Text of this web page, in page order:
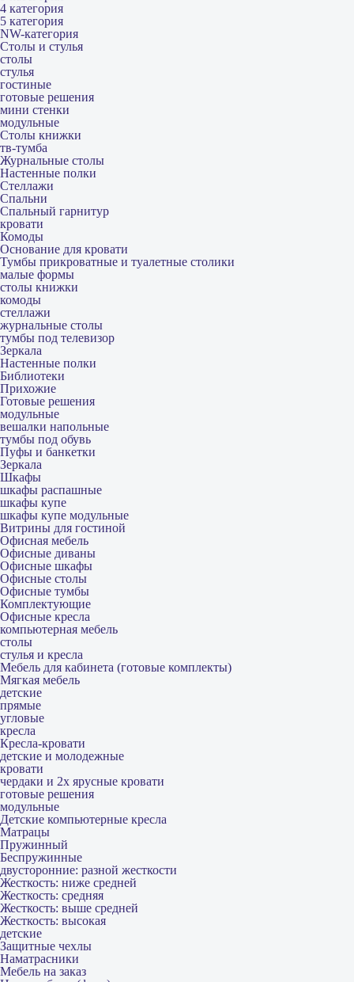
4 категория
5 категория
NW-категория
Столы и стулья
столы
стулья
гостиные
готовые решения
мини стенки
модульные
Столы книжки
тв-тумба
Журнальные столы
Настенные полки
Стеллажи
Спальни
Спальный гарнитур
кровати
Комоды
Основание для кровати
Тумбы прикроватные и туалетные столики
малые формы
столы книжки
комоды
стеллажи
журнальные столы
тумбы под телевизор
Зеркала
Настенные полки
Библиотеки
Прихожие
Готовые решения
модульные
вешалки напольные
тумбы под обувь
Пуфы и банкетки
Зеркала
Шкафы
шкафы распашные
шкафы купе
шкафы купе модульные
Витрины для гостиной
Офисная мебель
Офисные диваны
Офисные шкафы
Офисные столы
Офисные тумбы
Комплектующие
Офисные кресла
компьютерная мебель
столы
стулья и кресла
Мебель для кабинета (готовые комплекты)
Мягкая мебель
детские
прямые
угловые
кресла
Кресла-кровати
детские и молодежные
кровати
чердаки и 2х ярусные кровати
готовые решения
модульные
Детские компьютерные кресла
Матрацы
Пружинный
Беспружинные
двусторонние: разной жесткости
Жесткость: ниже средней
Жесткость: средняя
Жесткость: выше средней
Жесткость: высокая
детские
Защитные чехлы
Наматрасники
Мебель на заказ